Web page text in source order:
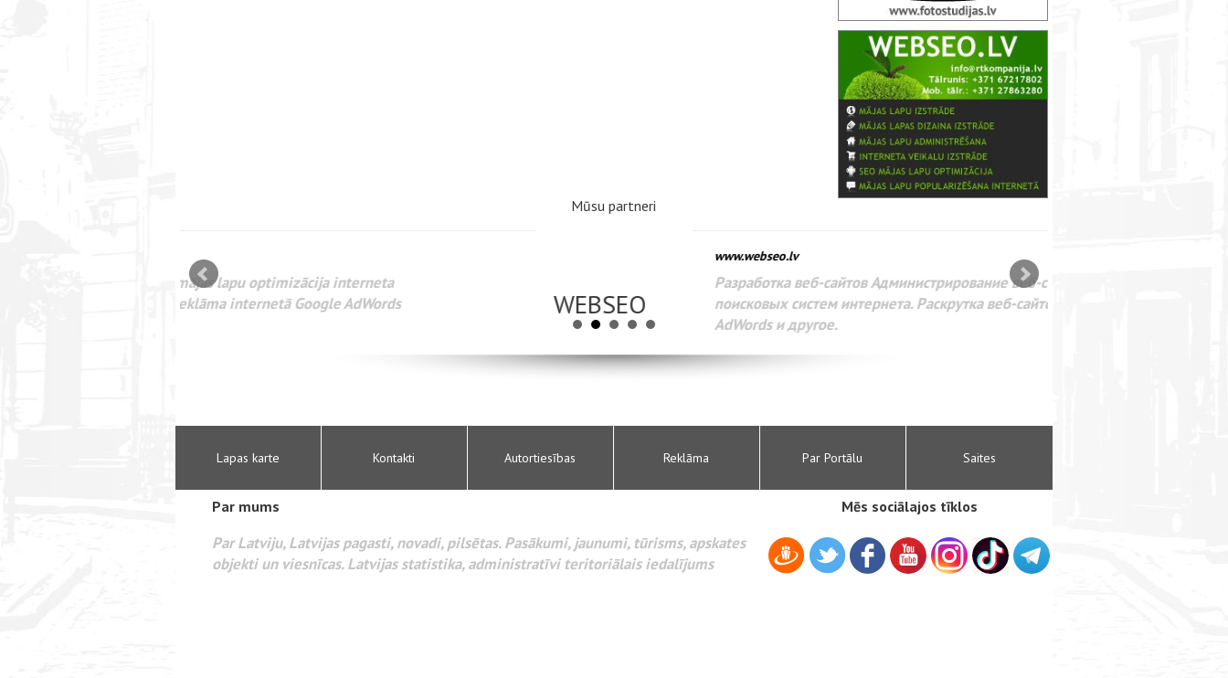
Mūsu partneri
WEBSEO
Разработка веб-сайтов Администрирование веб-сайтов. SEO оптимизация сайта для
поисковых систем интернета. Раскрутка веб-сайтов. Реклама в интернете Google
Lapas karte Kontakti Autortiesības Reklāma Par Portālu Saites
Par mums
Par Latviju, Latvijas pagasti, novadi, pilsētas. Pasākumi, jaunumi, tūrisms, apskates
objekti un viesnīcas. Latvijas statistika, administratīvi teritoriālais iedalījums
Mēs sociālajos tīklos